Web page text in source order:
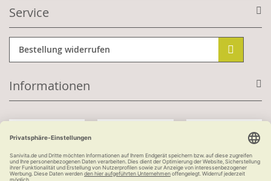
Service
Bestellung widerrufen
Informationen